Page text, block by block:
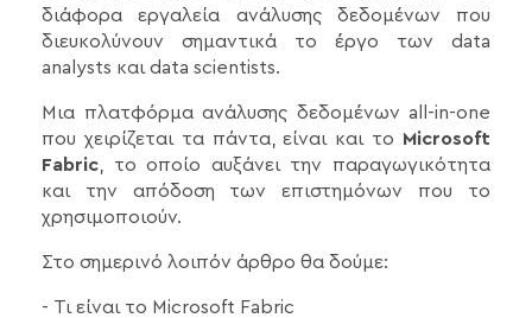
διάφορα εργαλεία ανάλυσης δεδομένων που
διευκολύνουν σημαντικά το έργο των data
analysts και data scientists.
Μια πλατφόρμα ανάλυσης δεδομένων all-in-one
που χειρίζεται τα πάντα, είναι και το Microsoft
Fabric , το οποίο αυξάνει την παραγωγικότητα
και την απόδοση των επιστημόνων που το
χρησιμοποιούν.
Στο σημερινό λοιπόν άρθρο θα δούμε:
- Τι είναι το Microsoft Fabric